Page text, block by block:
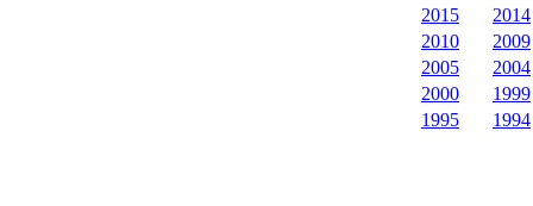
2015
2014
2010
2009
2005
2004
2000
1999
1995
1994